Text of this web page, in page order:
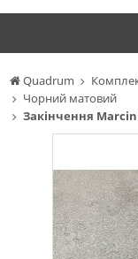
Quadrum
Чорний матовий
Закінчення